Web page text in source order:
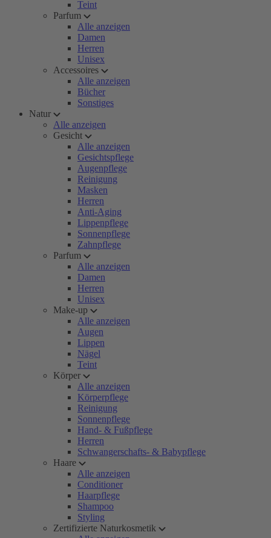
Teint
Parfum
Alle anzeigen
Damen
Herren
Unisex
Accessoires
Alle anzeigen
Bücher
Sonstiges
Natur
Alle anzeigen
Gesicht
Alle anzeigen
Gesichtspflege
Augenpflege
Reinigung
Masken
Herren
Anti-Aging
Lippenpflege
Sonnenpflege
Zahnpflege
Parfum
Alle anzeigen
Damen
Herren
Unisex
Make-up
Alle anzeigen
Augen
Lippen
Nägel
Teint
Körper
Alle anzeigen
Körperpflege
Reinigung
Sonnenpflege
Hand- & Fußpflege
Herren
Schwangerschafts- & Babypflege
Haare
Alle anzeigen
Conditioner
Haarpflege
Shampoo
Styling
Zertifizierte Naturkosmetik